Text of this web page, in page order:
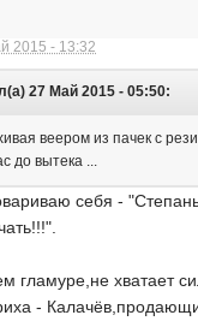
2015 - 13:32
27 Май 2015 - 05:50:
веером из пачек с
до вытека ...
себя -
гламуре,не хватает
-